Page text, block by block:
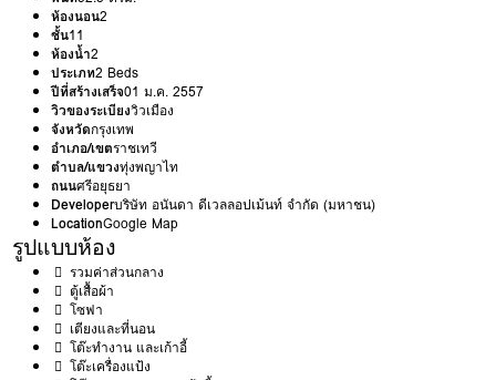
ห้องนอน2
ชั้น11
ห้องน้ำ2
ประเภท2 Beds
ปีที่สร้างเสร็จ01 ม.ค. 2557
วิวของระเบียงวิวเมือง
จังหวัดกรุงเทพ
อำเภอ/เขตราชเทวี
ตำบล/แขวงทุ่งพญาไท
ถนนศรีอยุธยา
Developerบริษัท อนันดา ดีเวลลอปเม้นท์ จำกัด (มหาชน)
LocationGoogle Map
รูปแบบห้อง
รวมค่าส่วนกลาง
ตู้เสื้อผ้า
โซฟา
เตียงและที่นอน
โต๊ะทำงาน และเก้าอี้
โต๊ะเครื่องแป้ง